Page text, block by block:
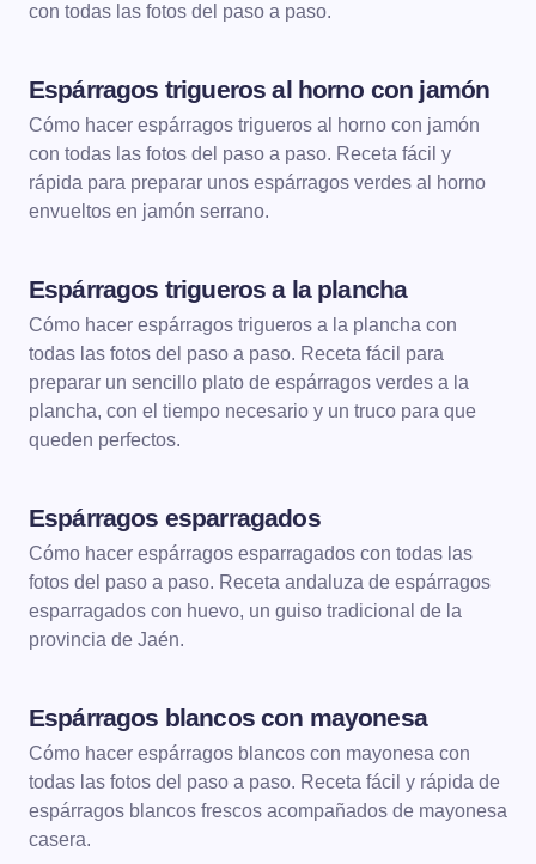
con todas las fotos del paso a paso.
Espárragos trigueros al horno con jamón
Cómo hacer espárragos trigueros al horno con jamón
con todas las fotos del paso a paso. Receta fácil y
rápida para preparar unos espárragos verdes al horno
envueltos en jamón serrano.
Espárragos trigueros a la plancha
Cómo hacer espárragos trigueros a la plancha con
todas las fotos del paso a paso. Receta fácil para
preparar un sencillo plato de espárragos verdes a la
plancha, con el tiempo necesario y un truco para que
queden perfectos.
Espárragos esparragados
Cómo hacer espárragos esparragados con todas las
fotos del paso a paso. Receta andaluza de espárragos
esparragados con huevo, un guiso tradicional de la
provincia de Jaén.
Espárragos blancos con mayonesa
Cómo hacer espárragos blancos con mayonesa con
todas las fotos del paso a paso. Receta fácil y rápida de
espárragos blancos frescos acompañados de mayonesa
casera.